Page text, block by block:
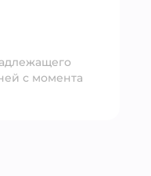
с момента